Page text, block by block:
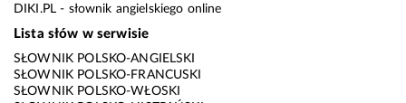
DIKI.PL - słownik angielskiego online
Lista słów w serwisie
SŁOWNIK POLSKO-ANGIELSKI
SŁOWNIK POLSKO-FRANCUSKI
SŁOWNIK POLSKO-WŁOSKI